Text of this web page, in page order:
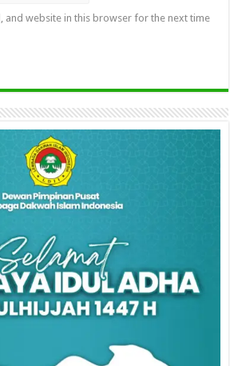
and website in this browser for the next time